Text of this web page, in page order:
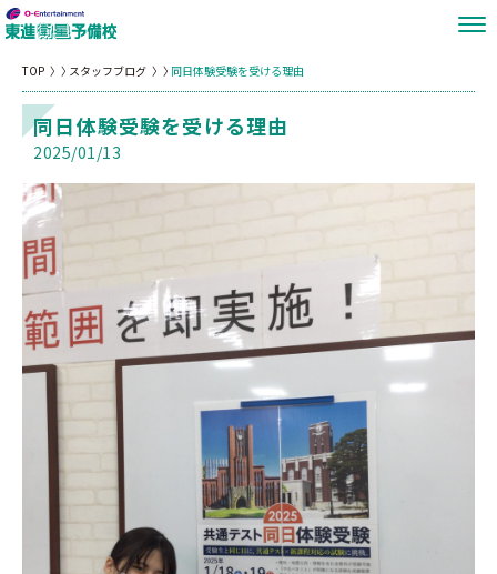
TOP スタッフブログ 同日体験受験を受ける理由
同日体験受験を受ける理由
2025/01/13